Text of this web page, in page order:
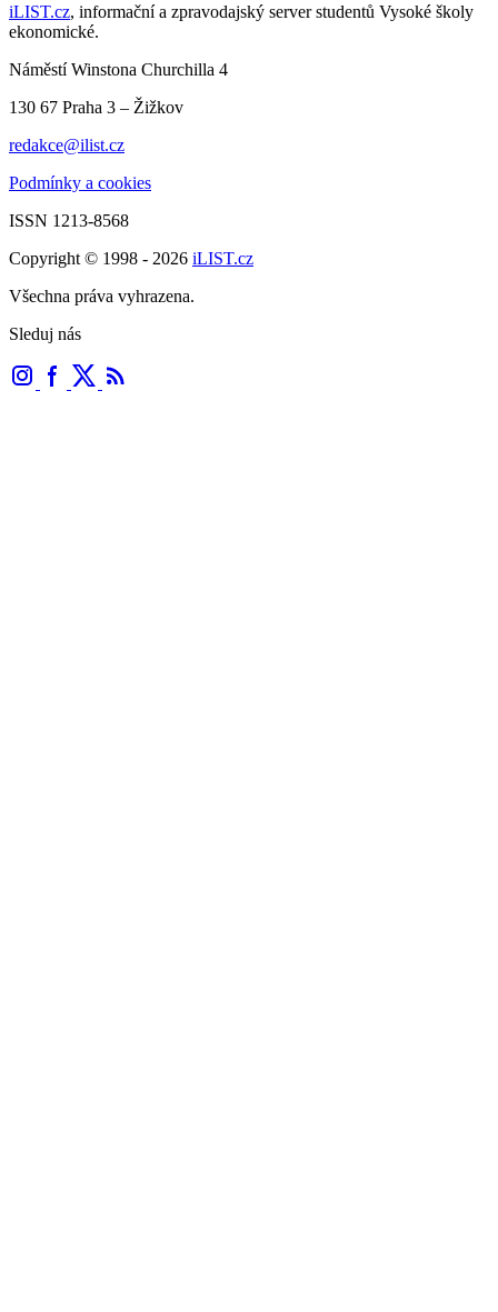
iLIST.cz, informační a zpravodajský server studentů Vysoké školy
ekonomické.
Náměstí Winstona Churchilla 4
130 67 Praha 3 – Žižkov
redakce@ilist.cz
Podmínky a cookies
ISSN 1213-8568
Copyright © 1998 - 2026 iLIST.cz
Všechna práva vyhrazena.
Sleduj nás